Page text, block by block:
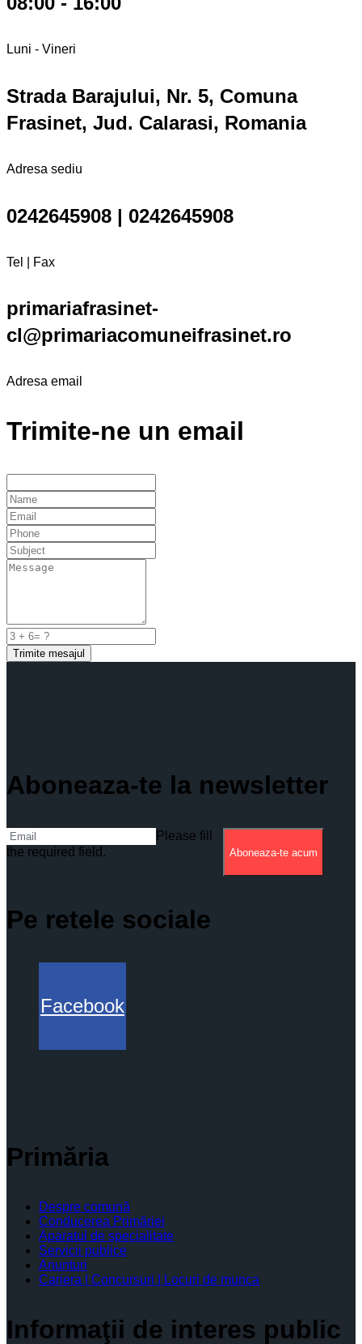
Luni - Vineri
Strada Barajului, Nr. 5, Comuna
Frasinet, Jud. Calarasi, Romania
Adresa sediu
0242645908 | 0242645908
Tel | Fax
primariafrasinet-
cl@primariacomuneifrasinet.ro
Adresa email
Trimite-ne un email
Trimite mesajul
Aboneaza-te la newsletter
Please fill
the required field.
Aboneaza-te acum
Pe retele sociale
Facebook
Primăria
Despre comună
Conducerea Primăriei
Aparatul de specialitate
Servicii publice
Anunturi
Cariera | Concursuri | Locuri de munca
Informaţii de interes public